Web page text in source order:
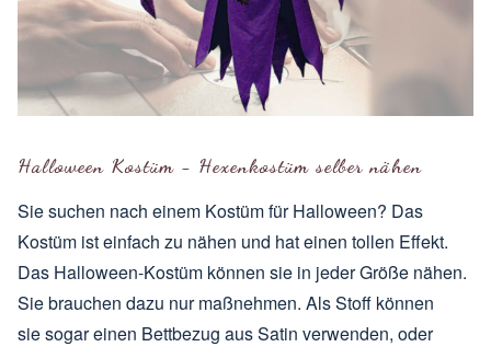
Halloween Kostüm - Hexenkostüm selber nähen
Sie suchen nach einem Kostüm für Halloween? Das
Kostüm ist einfach zu nähen und hat einen tollen Effekt.
Das Halloween-Kostüm können sie in jeder Größe nähen.
Sie brauchen dazu nurmaßnehmen. Als Stoff können
sie sogar einen Bettbezug aus Satin verwenden, oder